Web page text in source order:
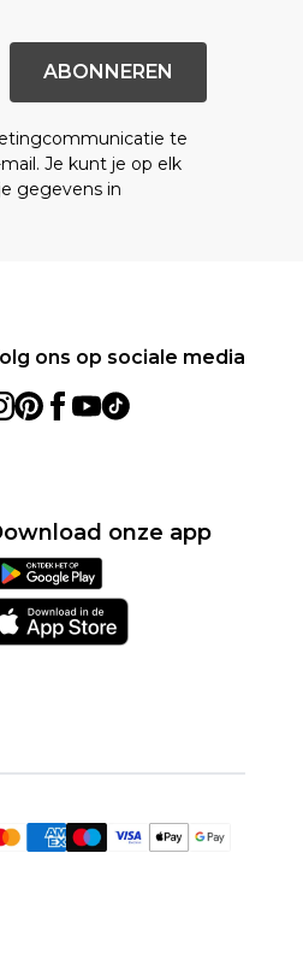
ABONNEREN
te
Je kunt je op elk
gegevens in
ons op sociale media
onze app